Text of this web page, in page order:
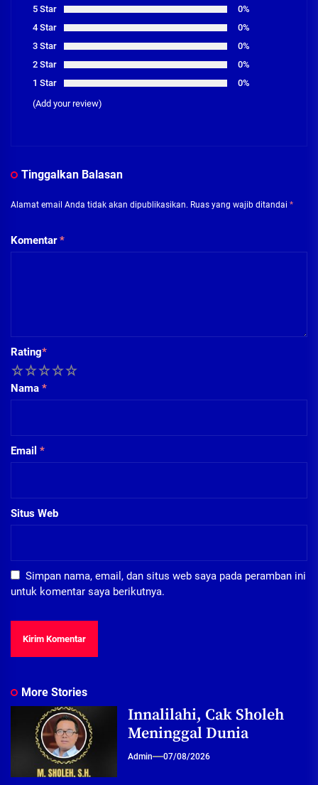
5 Star
0%
4 Star
0%
3 Star
0%
2 Star
0%
1 Star
0%
(Add your review)
Tinggalkan Balasan
Alamat email Anda tidak akan dipublikasikan. Ruas yang wajib ditandai *
Komentar*
Rating*
5
4
3
2
Nama *
Email *
Situs Web
Simpan nama, email, dan situs web saya pada peramban ini
untuk komentar saya berikutnya.
More Stories
Innalilahi, Cak Sholeh
Meninggal Dunia
Admin 07/08/2026